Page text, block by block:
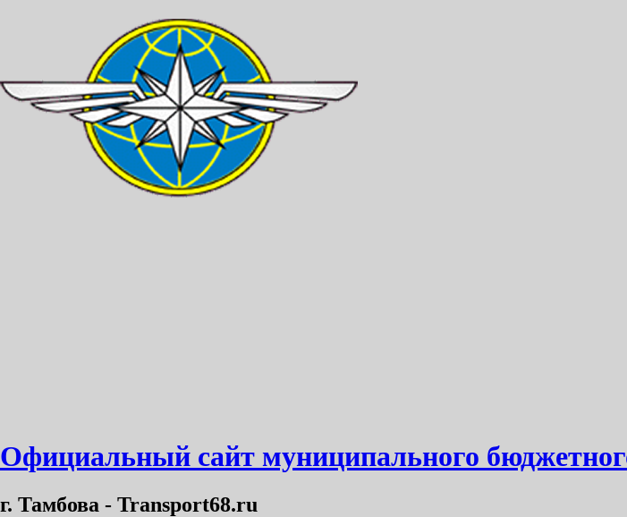
Официальный сайт муниципального
г. Тамбова - Transport68.ru